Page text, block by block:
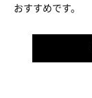
おすすめです。